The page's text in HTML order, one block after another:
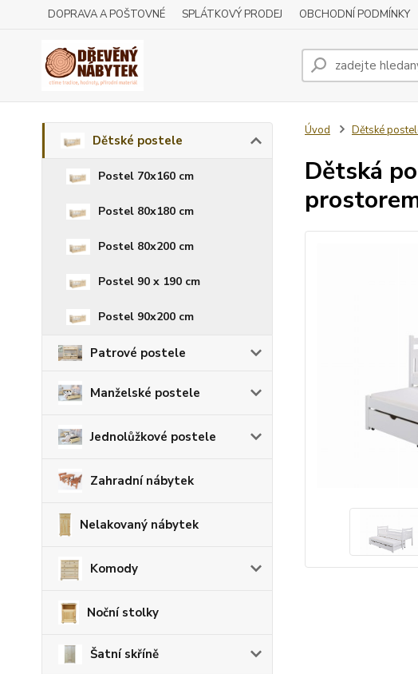
DOPRAVA A POŠTOVNÉ SPLÁTKOVÝ PRODEJ OBCHODNÍ PODMÍNKY
Dětské postele
Postel 70x160 cm
Postel 80x180 cm
Postel 80x200 cm
Postel 90 x 190 cm
Postel 90x200 cm
Patrové postele
Manželské postele
Jednolůžkové postele
Zahradní nábytek
Nelakovaný nábytek
Komody
Noční stolky
Šatní skříně
Úvod Dětské
Dětská